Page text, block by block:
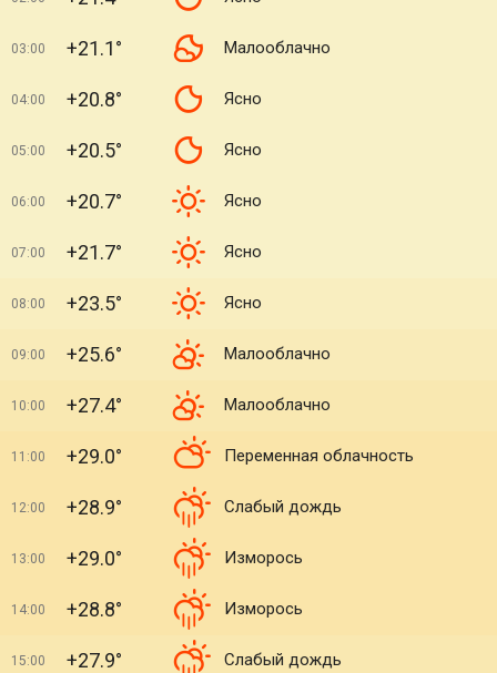
03:00 +21.1° Малооблачно
04:00 +20.8° Ясно
05:00 +20.5° Ясно
06:00 +20.7° Ясно
07:00 +21.7° Ясно
08:00 +23.5° Ясно
09:00 +25.6° Малооблачно
10:00 +27.4° Малооблачно
11:00 +29.0° Переменная облачность
12:00 +28.9° Слабый дождь
13:00 +29.0° Изморось
14:00 +28.8° Изморось
15:00 +27.9° Слабый дождь